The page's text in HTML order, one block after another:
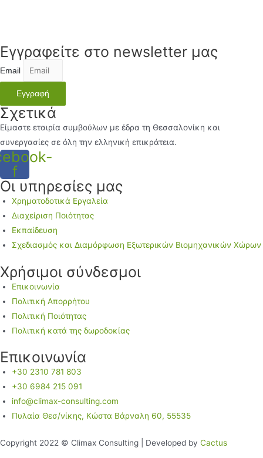
Εγγραφείτε στο newsletter μας
Email
Εγγραφή
Σχετικά
Είμαστε εταιρία συμβούλων με έδρα τη Θεσσαλονίκη και
συνεργασίες σε όλη την ελληνική επικράτεια.
f
Οι υπηρεσίες μας
Χρηματοδοτικά Εργαλεία
Διαχείριση Ποιότητας
Εκπαίδευση
Σχεδιασμός και Διαμόρφωση Εξωτερικών Βιομηχανικών Χώρων
Χρήσιμοι σύνδεσμοι
Επικοινωνία
Πολιτική Απορρήτου
Πολιτική Ποιότητας
Πολιτική κατά της δωροδοκίας
Επικοινωνία
+30 2310 781 803
+30 6984 215 091
info@climax-consulting.com
Πυλαία Θεσ/νίκης, Κώστα Βάρναλη 60, 55535
Copyright 2022 © Climax Consulting | Developed by Cactus